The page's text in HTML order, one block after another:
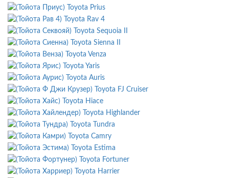
Toyota Prius
Toyota Rav 4
Toyota Sequoia II
Toyota Sienna II
Toyota Venza
Toyota Yaris
Toyota Auris
Toyota FJ Cruiser
Toyota Hiace
Toyota Highlander
Toyota Tundra
Toyota Camry
Toyota Estima
Toyota Fortuner
Toyota Harrier